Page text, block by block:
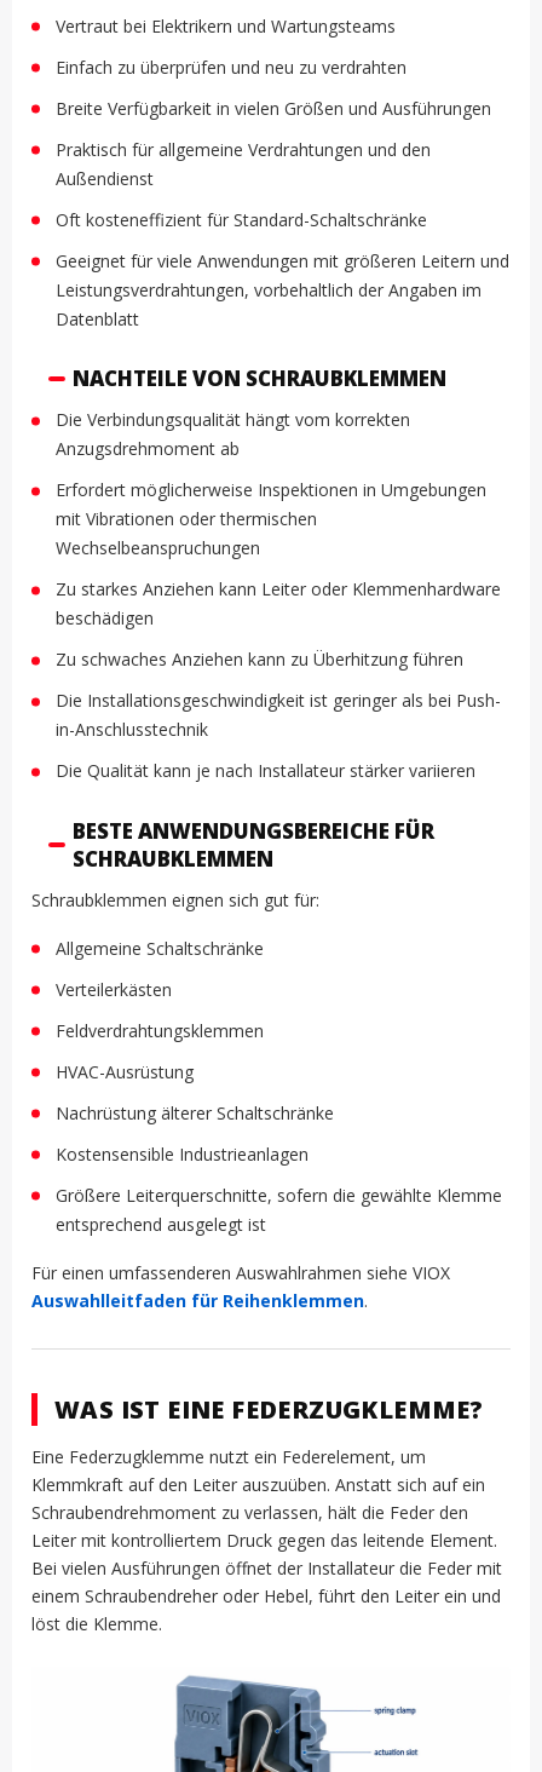
Vertraut bei Elektrikern und Wartungsteams
Einfach zu überprüfen und neu zu verdrahten
Breite Verfügbarkeit in vielen Größen und Ausführungen
Praktisch für allgemeine Verdrahtungen und den
Außendienst
Oft kosteneffizient für Standard-Schaltschränke
Geeignet für viele Anwendungen mit größeren Leitern und
Leistungsverdrahtungen, vorbehaltlich der Angaben im
Datenblatt
NACHTEILE VON SCHRAUBKLEMMEN
Die Verbindungsqualität hängt vom korrekten
Anzugsdrehmoment ab
Erfordert möglicherweise Inspektionen in Umgebungen
mit Vibrationen oder thermischen
Wechselbeanspruchungen
Zu starkes Anziehen kann Leiter oder Klemmenhardware
beschädigen
Zu schwaches Anziehen kann zu Überhitzung führen
Die Installationsgeschwindigkeit ist geringer als bei Push-
in-Anschlusstechnik
Die Qualität kann je nach Installateur stärker variieren
BESTE ANWENDUNGSBEREICHE FÜR
SCHRAUBKLEMMEN
Schraubklemmen eignen sich gut für:
Allgemeine Schaltschränke
Verteilerkästen
Feldverdrahtungsklemmen
HVAC-Ausrüstung
Nachrüstung älterer Schaltschränke
Kostensensible Industrieanlagen
Größere Leiterquerschnitte, sofern die gewählte Klemme
entsprechend ausgelegt ist
Für einen umfassenderen Auswahlrahmen siehe VIOX
Auswahlleitfaden für Reihenklemmen.
WAS IST EINE FEDERZUGKLEMME?
Eine Federzugklemme nutzt ein Federelement, um
Klemmkraft auf den Leiter auszuüben. Anstatt sich auf ein
Schraubendrehmoment zu verlassen, hält die Feder den
Leiter mit kontrolliertem Druck gegen das leitende Element.
Bei vielen Ausführungen öffnet der Installateur die Feder mit
einem Schraubendreher oder Hebel, führt den Leiter ein und
löst die Klemme.